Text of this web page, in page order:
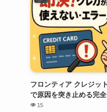
フロンティア クレジッ
で原因を突き止める完
15